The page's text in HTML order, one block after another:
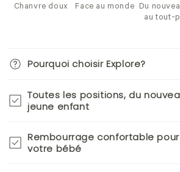
Chanvre doux Face au monde Du
au tout-
Pourquoi choisir Explore?
Toutes les positions, du
jeune enfant
Rembourrage confortable
votre bébé